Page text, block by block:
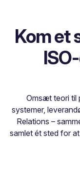
Kom et
Omsæt teori til
systemer,
Relations –
samlet ét sted for